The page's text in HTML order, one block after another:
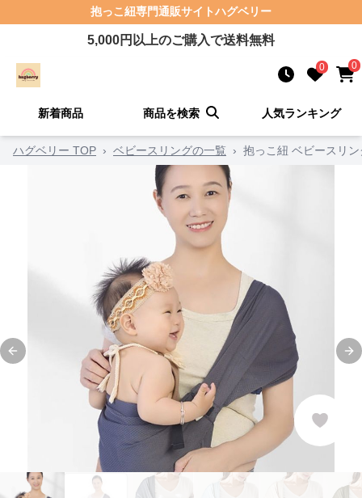
抱っこ紐専門通販サイトハグベリー
5,000円以上のご購入で送料無料
0 0
新着商品 商品を検索 人気ランキング
ハグベリー TOP › ベビースリングの一覧 › 抱っこ紐 ベビースリ
Previous slide